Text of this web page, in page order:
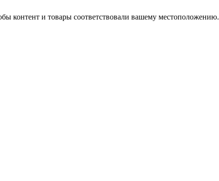
контент и товары соответствовали вашему местоположению.